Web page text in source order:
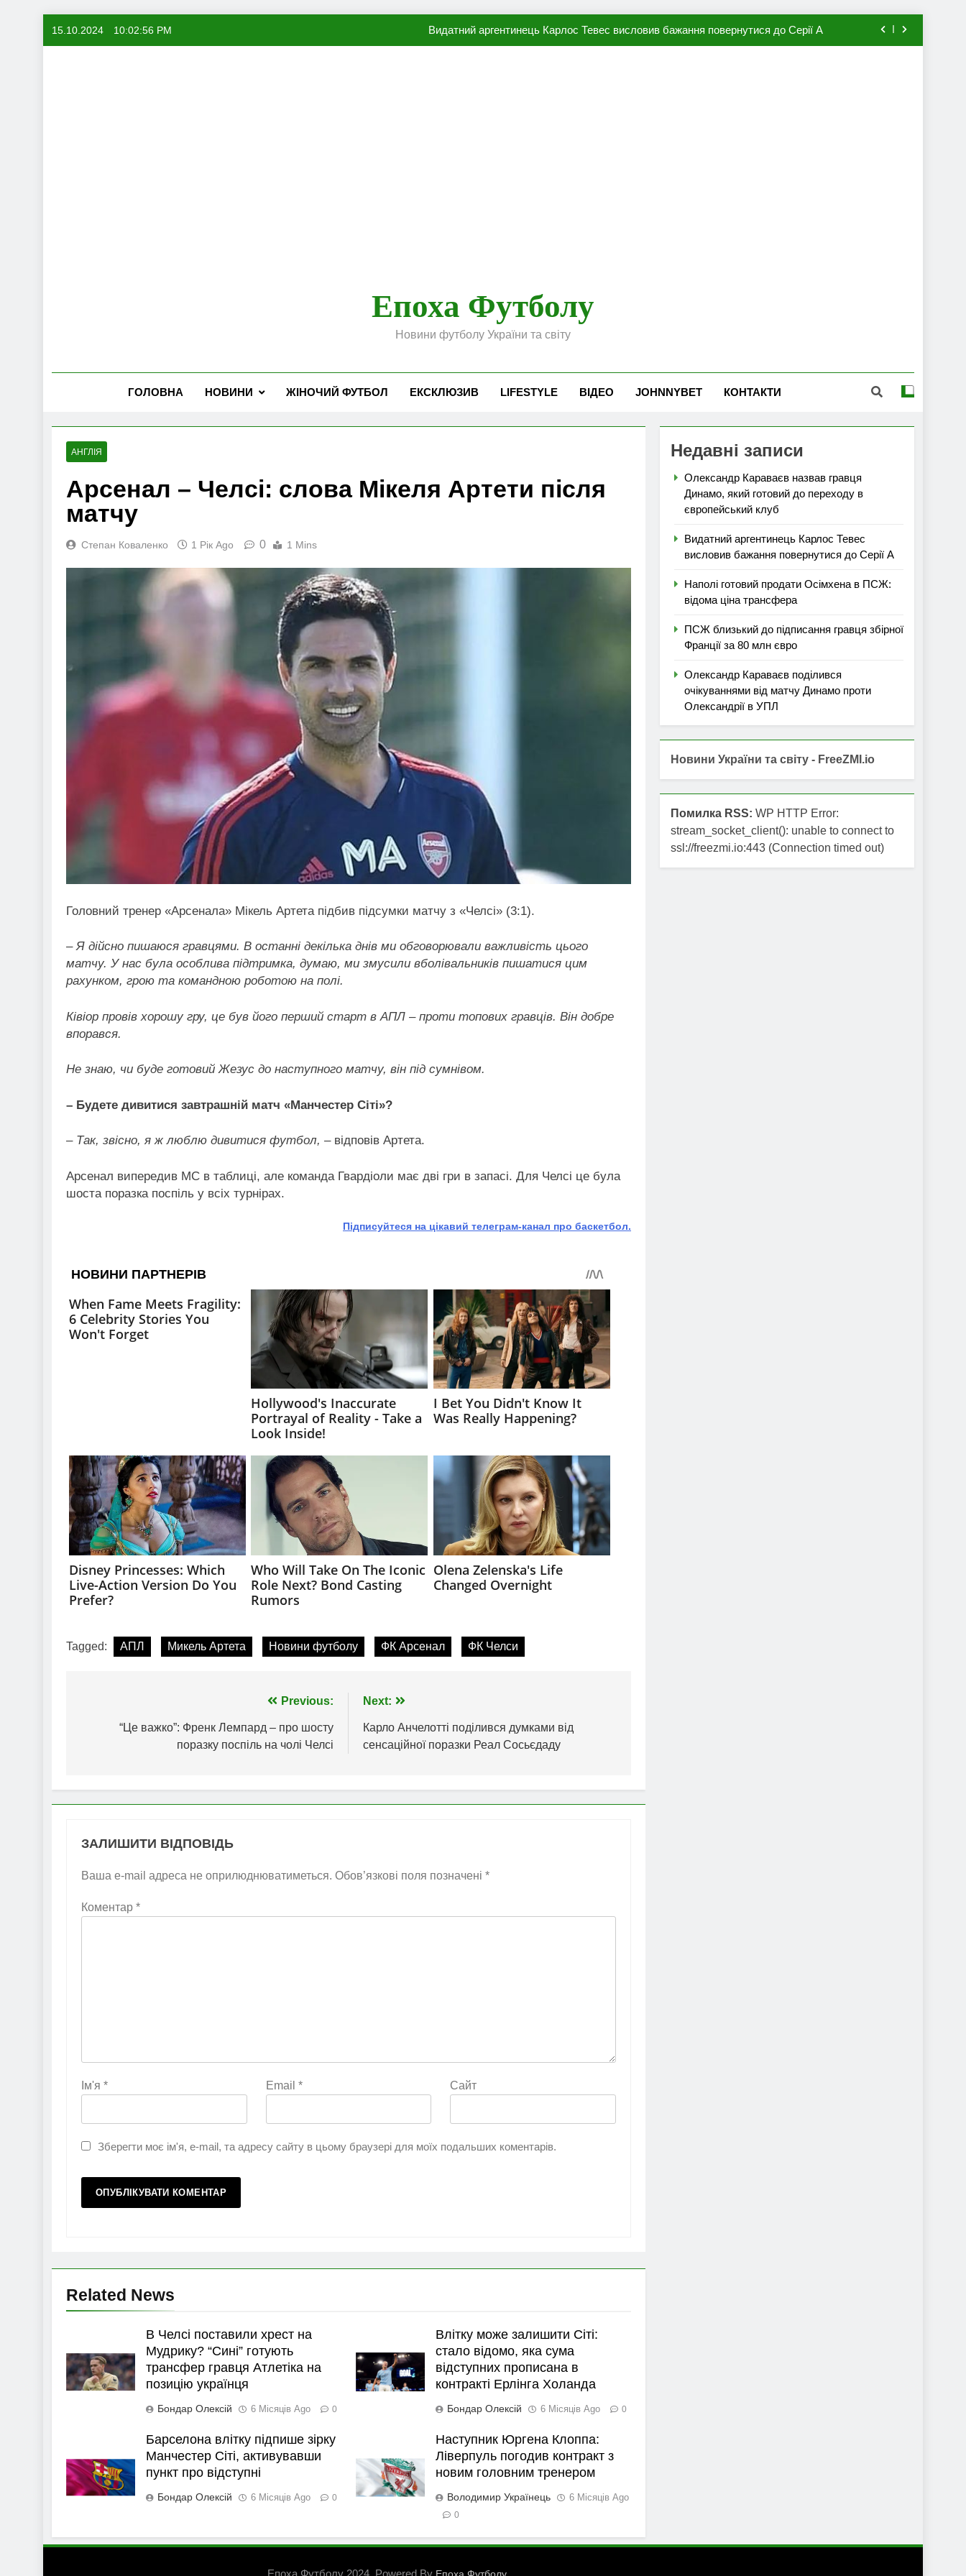
15.10.2024 10:02:57 PM Видатний аргентинець Карлос Тевес висловив бажання повернутися до Серії А
Епоха Футболу
Новини футболу України та світу
ГОЛОВНА НОВИНИ ЖІНОЧИЙ ФУТБОЛ ЕКСКЛЮЗИВ LIFESTYLE ВІДЕО JOHNNYBET КОНТАКТИ
АНГЛІЯ
Арсенал – Челсі: слова Мікеля Артети після
матчу
Степан Коваленко 1 Рік Ago 0 1 Mins
Головний тренер «Арсенала» Мікель Артета підбив підсумки матчу з «Челсі» (3:1).
– Я дійсно пишаюся гравцями. В останні декілька днів ми обговорювали важливість цього
матчу. У нас була особлива підтримка, думаю, ми змусили вболівальників пишатися цим
рахунком, грою та командною роботою на полі.
Ківіор провів хорошу гру, це був його перший старт в АПЛ – проти топових гравців. Він добре
впорався.
Не знаю, чи буде готовий Жезус до наступного матчу, він під сумнівом.
– Будете дивитися завтрашній матч «Манчестер Сіті»?
– Так, звісно, я ж люблю дивитися футбол, – відповів Артета.
Арсенал випередив МС в таблиці, але команда Гвардіоли має дві гри в запасі. Для Челсі це була
шоста поразка поспіль у всіх турнірах.
Підписуйтеся на цікавий телеграм-канал про баскетбол.
Tagged: АПЛ Микель Артета Новини футболу ФК Арсенал ФК Челси
записів
Previous:
“Це важко”: Френк Лемпард – про шосту
поразку поспіль на чолі Челсі
Next:
Карло Анчелотті поділився думками від
сенсаційної поразки Реал Сосьєдаду
ЗАЛИШИТИ ВІДПОВІДЬ
Ваша e-mail адреса не оприлюднюватиметься. Обов’язкові поля позначені *
Коментар *
Ім'я * Email * Сайт
Зберегти моє ім'я, e-mail, та адресу сайту в цьому браузері для моїх подальших коментарів.
Related News
В Челсі поставили хрест на
Мудрику? “Сині” готують
трансфер гравця Атлетіка на
позицію українця
Бондар Олексій 6 Місяців Ago 0
Влітку може залишити Сіті:
стало відомо, яка сума
відступних прописана в
контракті Ерлінга Холанда
Бондар Олексій 6 Місяців Ago 0
Барселона влітку підпише зірку
Манчестер Сіті, активувавши
пункт про відступні
Бондар Олексій 6 Місяців Ago 0
Наступник Юргена Клоппа:
Ліверпуль погодив контракт з
новим головним тренером
Володимир Українець 6 Місяців Ago
0
Недавні записи
Олександр Караваєв назвав гравця
Динамо, який готовий до переходу в
європейський клуб
Видатний аргентинець Карлос Тевес
висловив бажання повернутися до Серії А
Наполі готовий продати Осімхена в ПСЖ:
відома ціна трансфера
ПСЖ близький до підписання гравця збірної
Франції за 80 млн євро
Олександр Караваєв поділився
очікуваннями від матчу Динамо проти
Олександрії в УПЛ
Новини України та світу - FreeZMI.io
Помилка RSS: WP HTTP Error:
stream_socket_client(): unable to connect to
ssl://freezmi.io:443 (Connection timed out)
Епоха Футболу 2024. Powered By